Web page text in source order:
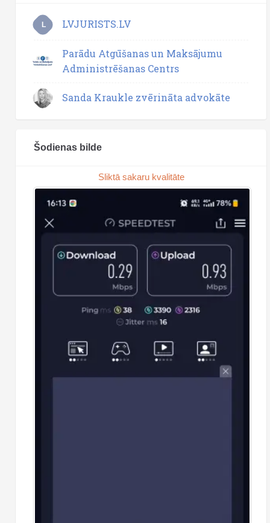
L LVJURISTS.LV
Parādu Atgūšanas un Maksājumu
Administrēšanas Centrs
Sanda Kraukle zvērināta advokāte
Šodienas bilde
Sliktā sakaru kvalitāte